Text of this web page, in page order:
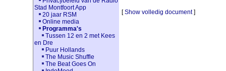
Stad Montfoort App
20 jaar RSM
Online media
Programma's
Tussen 12 en 2 met Kees
en Dre
Puur Hollands
The Music Shuffle
The Beat Goes On
[Show volledig document]